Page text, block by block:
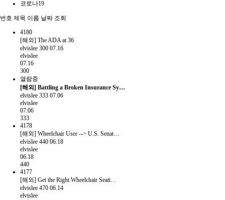
코로나19
번호 제목 이름 날짜 조회
4180
[해외] The ADA at 36
elvislee 300 07.16
elvislee
07.16
300
열람중
[해외] Battling a Broken Insurance Sy…
elvislee 333 07.06
elvislee
07.06
333
4178
[해외] Wheelchair User --> U.S. Senat…
elvislee 440 06.18
elvislee
06.18
440
4177
[해외] Get the Right Wheelchair Seati…
elvislee 470 06.14
elvislee